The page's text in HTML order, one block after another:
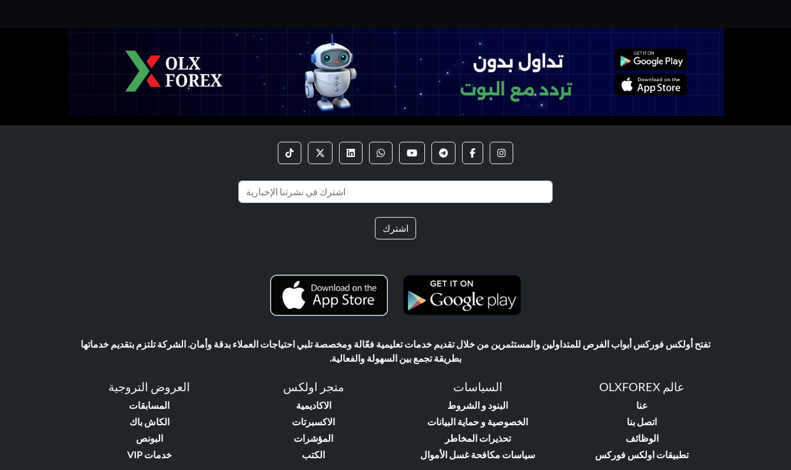
اشترك
تفتح أولكس فوركس أبواب الفرص للمتداولين والمستثمرين من خلال تقديم خدمات تعليمية فعّالة ومخصصة تلبي احتياجات العملاء بدقة وأمان. الشركة تلتزم بتقديم خدماتها
بطريقة تجمع بين السهولة والفعالية.
عالم OLXFOREX
عنا
اتصل بنا
الوظائف
تطبيقات اولكس فوركس
السياسات
البنود و الشروط
الخصوصية و حماية البيانات
تحذيرات المخاطر
سياسات مكافحة غسل الأموال
متجر اولكس
الاكاديمية
الاكسبرتات
المؤشرات
الكتب
العروض التروجية
المسابقات
الكاش باك
البونص
خدمات VIP